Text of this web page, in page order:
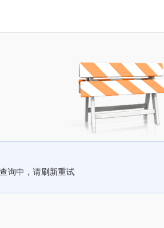
询中，请刷新重试